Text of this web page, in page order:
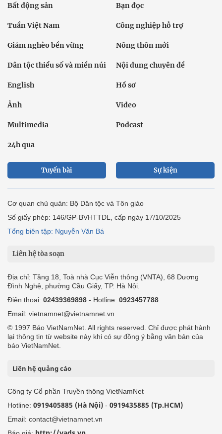
Bất động sản Bạn đọc
Tuần Việt Nam Công nghiệp hỗ trợ
Giảm nghèo bền vững Nông thôn mới
Dân tộc thiểu số và miền núi Nội dung chuyên đề
English Hồ sơ
Ảnh Video
Multimedia Podcast
24h qua
Tuyến bài Sự kiện
Cơ quan chủ quản: Bộ Dân tộc và Tôn giáo
Số giấy phép: 146/GP-BVHTTDL, cấp ngày 17/10/2025
Tổng biên tập: Nguyễn Văn Bá
Liên hệ tòa soạn
Địa chỉ: Tầng 18, Toà nhà Cục Viễn thông (VNTA), 68 Dương
Đình Nghệ, phường Cầu Giấy, TP. Hà Nội.
Điện thoại: 02439369898 - Hotline: 0923457788
Email: vietnamnet@vietnamnet.vn
© 1997 Báo VietNamNet. All rights reserved. Chỉ được phát hành
lại thông tin từ website này khi có sự đồng ý bằng văn bản của
báo VietNamNet.
Liên hệ quảng cáo
Công ty Cổ phần Truyền thông VietNamNet
Hotline: 0919405885 (Hà Nội) - 0919435885 (Tp.HCM)
Email: contact@vietnamnet.vn